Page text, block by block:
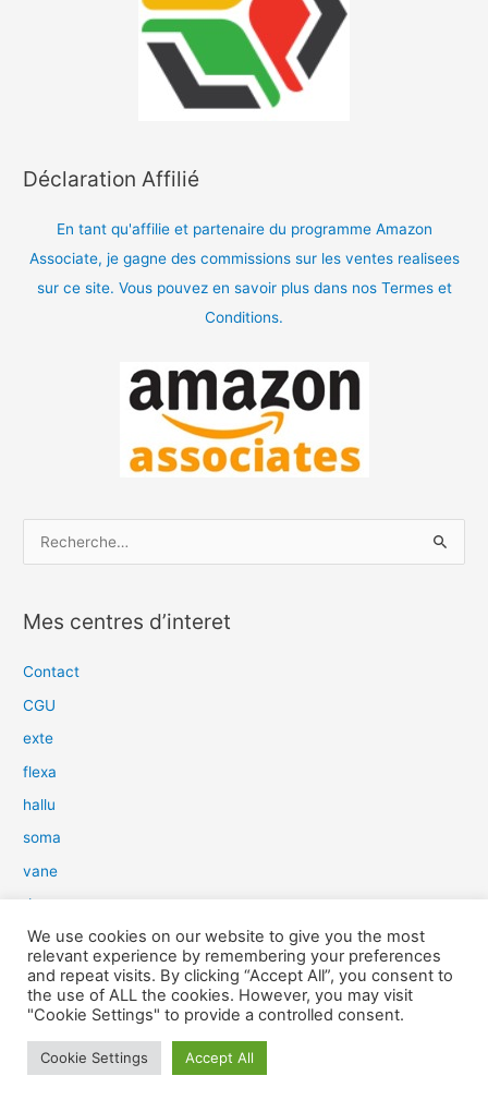
Déclaration Affilié
En tant qu'affilie et partenaire du programme Amazon
Associate, je gagne des commissions sur les ventes realisees
sur ce site. Vous pouvez en savoir plus dans nos Termes et
Conditions.
h
e
e
r
:
Mes centres d’interet
Contact
CGU
exte
flexa
hallu
soma
vane
dow
slim
aure
light
We use cookies on our website to give you the most
relevant experience by remembering your preferences
and repeat visits. By clicking “Accept All”, you consent to
the use of ALL the cookies. However, you may visit
"Cookie Settings" to provide a controlled consent.
Cookie Settings Accept All